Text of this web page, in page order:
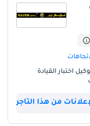
اختبار القيادة
من هذا التاجر
بيك أب 2025 المعيار الذهبي للمتانة في دول
كلياً الخيار الأمثل لمن
سيارة مصممة خصيصاً
بأنظمة التبريد